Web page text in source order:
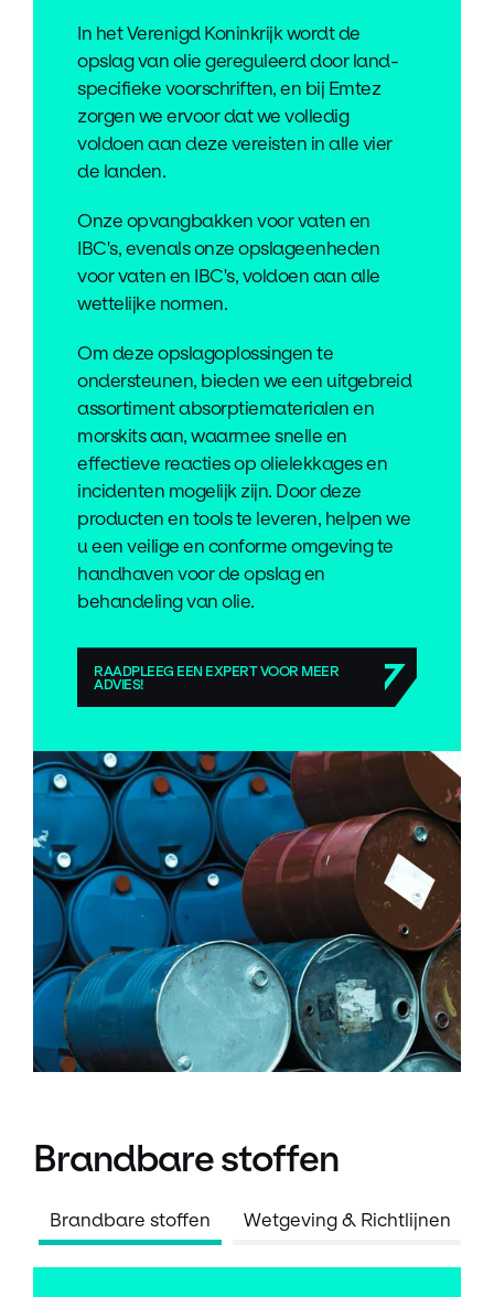
In het Verenigd Koninkrijk wordt de
opslag van olie gereguleerd door land-
specifieke voorschriften, en bij Emtez
zorgen we ervoor dat we volledig
voldoen aan deze vereisten in alle vier
de landen.
Onze opvangbakken voor vaten en
IBC's, evenals onze opslageenheden
voor vaten en IBC's, voldoen aan alle
wettelijke normen.
Om deze opslagoplossingen te
ondersteunen, bieden we een uitgebreid
assortiment absorptiematerialen en
morskits aan, waarmee snelle en
effectieve reacties op olielekkages en
incidenten mogelijk zijn. Door deze
producten en tools te leveren, helpen we
u een veilige en conforme omgeving te
handhaven voor de opslag en
behandeling van olie.
RAADPLEEG EEN EXPERT VOOR MEER
ADVIES!
Brandbare stoffen
Brandbare stoffen Wetgeving & Richtlijnen